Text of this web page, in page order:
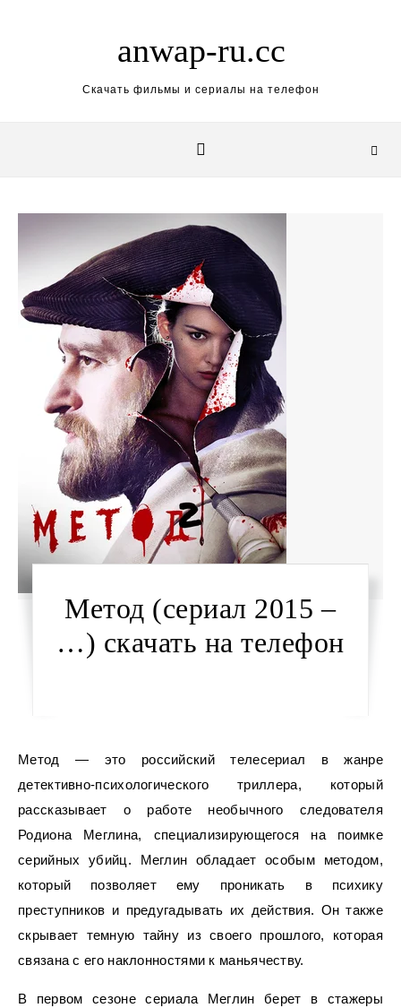
anwap-ru.cc
Скачать фильмы и сериалы на телефон
Метод (сериал 2015 –
…) скачать на телефон
Метод — это российский телесериал в жанре
детективно-психологического триллера, который
рассказывает о работе необычного следователя
Родиона Меглина, специализирующегося на поимке
серийных убийц. Меглин обладает особым методом,
который позволяет ему проникать в психику
преступников и предугадывать их действия. Он также
скрывает темную тайну из своего прошлого, которая
связана с его наклонностями к маньячеству.
В первом сезоне сериала Меглин берет в стажеры